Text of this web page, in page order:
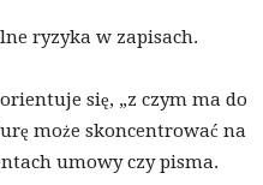
ryzyka w zapisach.
się, „z czym ma do
może skoncentrować na
umowy czy pisma.